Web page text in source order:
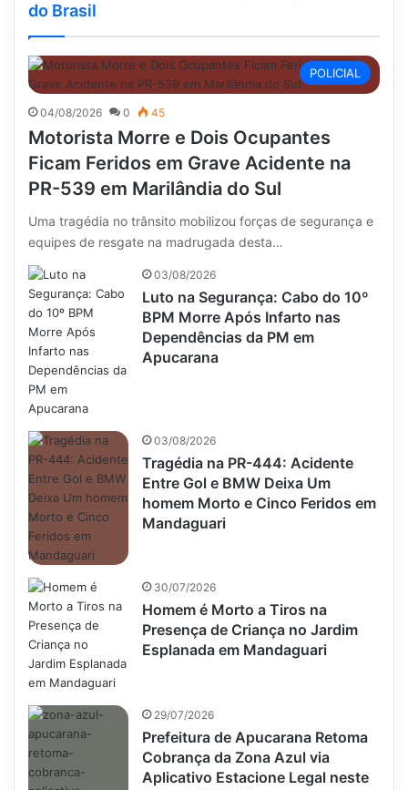
do Brasil
POLICIAL
04/08/2026 0 45
Motorista Morre e Dois Ocupantes
Ficam Feridos em Grave Acidente na
PR-539 em Marilândia do Sul
Uma tragédia no trânsito mobilizou forças de segurança e
equipes de resgate na madrugada desta…
03/08/2026
Luto na Segurança: Cabo do 10º
BPM Morre Após Infarto nas
Dependências da PM em
Apucarana
03/08/2026
Tragédia na PR-444: Acidente
Entre Gol e BMW Deixa Um
homem Morto e Cinco Feridos em
Mandaguari
30/07/2026
Homem é Morto a Tiros na
Presença de Criança no Jardim
Esplanada em Mandaguari
29/07/2026
Prefeitura de Apucarana Retoma
Cobrança da Zona Azul via
Aplicativo Estacione Legal neste